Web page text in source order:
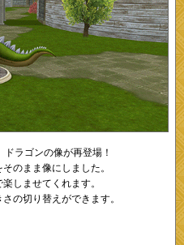
ラゴンの像が再登場！
のまま像にしました。
しませてくれます。
の切り替えができます。